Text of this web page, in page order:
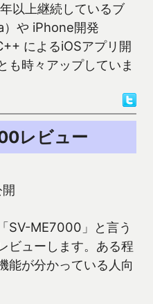
以上継続しているブ
や iPhone開発
によるiOSアプリ開
も時々アップしていま
レビュー
SV-ME7000」と言う
ビューします。ある程
能が分かっている人向